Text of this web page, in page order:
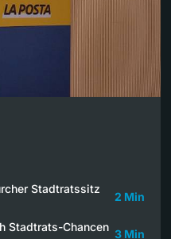
Stadtratssitz
2 Min
Stadtrats-Chancen
3 Min